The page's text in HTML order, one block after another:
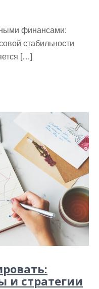
финансами:
стабильности
[…]
и стратегии